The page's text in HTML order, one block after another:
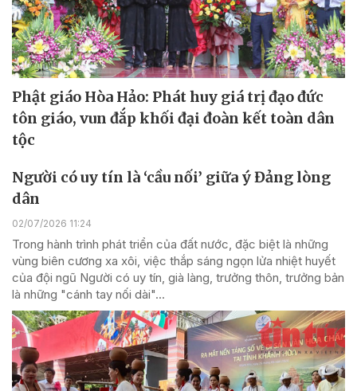
Phật giáo Hòa Hảo: Phát huy giá trị đạo đức
tôn giáo, vun đắp khối đại đoàn kết toàn dân
tộc
Người có uy tín là ‘cầu nối’ giữa ý Đảng lòng
dân
02/07/2026 11:24
Trong hành trình phát triển của đất nước, đặc biệt là những
vùng biên cương xa xôi, việc thắp sáng ngọn lửa nhiệt huyết
của đội ngũ Người có uy tín, già làng, trưởng thôn, trưởng bản
là những "cánh tay nối dài"...